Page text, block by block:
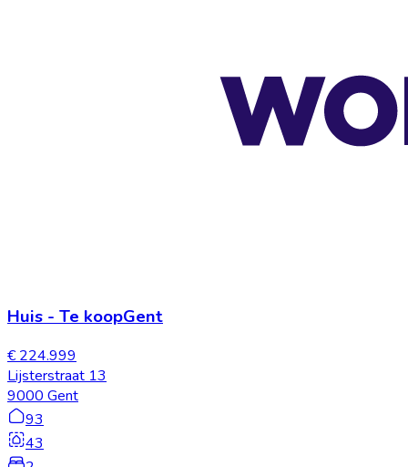
Huis - Te koopGent
€ 224.999
Lijsterstraat 13
9000 Gent
93
43